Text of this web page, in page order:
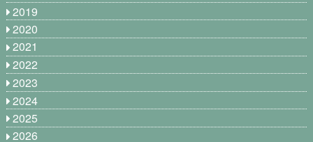
2019
2020
2021
2022
2023
2024
2025
2026